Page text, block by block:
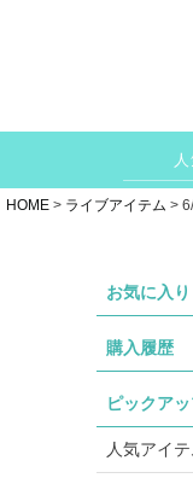
HOME ライブアイテム
お気に入り
購入履歴
ピックア
人気アイテ